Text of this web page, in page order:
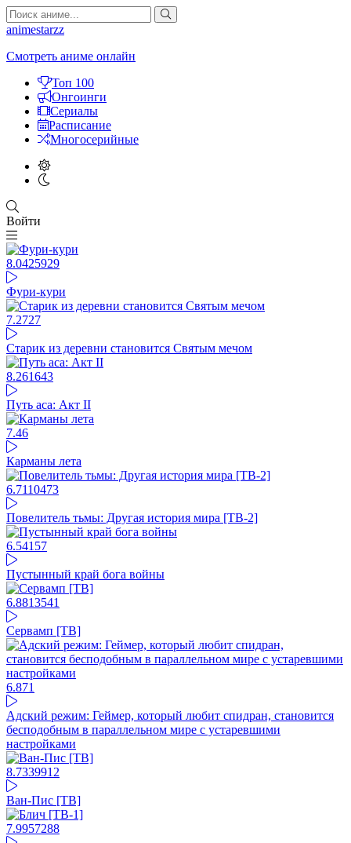
animestarzz
Смотреть аниме онлайн
Топ 100
Онгоинги
Сериалы
Расписание
Многосерийные
Войти
8.0425929
Фури-кури
7.2727
Старик из деревни становится Святым мечом
8.261643
Путь аса: Акт II
7.46
Карманы лета
6.7110473
Повелитель тьмы: Другая история мира [ТВ-2]
6.54157
Пустынный край бога войны
6.8813541
Сервамп [ТВ]
6.871
Адский режим: Геймер, который любит спидран, становится
бесподобным в параллельном мире с устаревшими
настройками
8.7339912
Ван-Пис [ТВ]
7.9957288